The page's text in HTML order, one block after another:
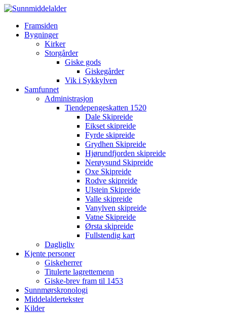
Framsiden
Bygninger
Kirker
Storgårder
Giske gods
Giskegårder
Vik i Sykkylven
Samfunnet
Administrasjon
Tiendepengeskatten 1520
Dale Skipreide
Eikset skipreide
Fyrde skipreide
Grydhen Skipreide
Hjørundfjorden skipreide
Nerøysund Skipreide
Oxe Skipreide
Rodve skipreide
Ulstein Skipreide
Valle skipreide
Vanylven skipreide
Vatne Skipreide
Ørsta skipreide
Fullstendig kart
Dagligliv
Kjente personer
Giskeherrer
Titulerte lagrettemenn
Giske-brev fram til 1453
Sunnmørskronologi
Middelaldertekster
Kilder